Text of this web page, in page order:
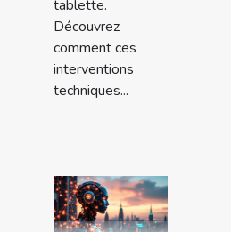
tablette.
Découvrez
comment ces
interventions
techniques...